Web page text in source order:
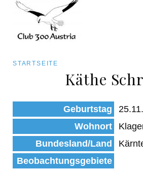
zum
Inhalt
Pfadnavigation
STARTSEITE
Käthe
Geburtstag
Wohnort
Bundesland/Land
Beobachtungsgebiete
Art/Species
Status
Kategorie für die Österreich-
Beobachtungen